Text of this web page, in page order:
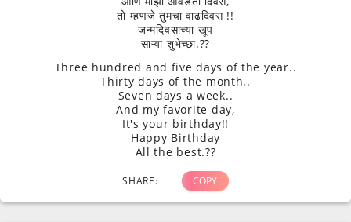
तो म्हणजे तुमचा वाढदिवस !!
जन्मदिवसाच्या खूप
साऱ्या शुभेच्छा.??
Three hundred and five days of the year..
Thirty days of the month..
Seven days a week..
And my favorite day,
It's your birthday!!
Happy Birthday
All the best.??
SHARE: COPY